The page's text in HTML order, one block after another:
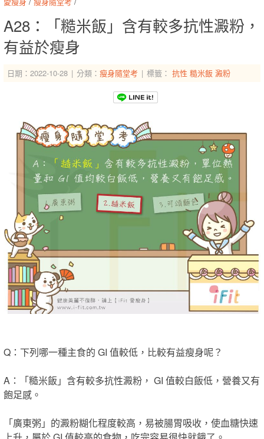
A28：「糙米飯」含有較多抗性澱粉，
有益於瘦身
日期：2022-10-28 分類： 瘦身隨堂考 標籤： 抗性 糙米飯 澱粉
Q：下列哪一種主食的 GI 值較低，比較有益瘦身呢？
A：「糙米飯」 含有較多抗性澱粉， GI 值較白飯低，營養又有
飽足感。
「廣東粥」的澱粉糊化程度較高，易被腸胃吸收，使血糖快速